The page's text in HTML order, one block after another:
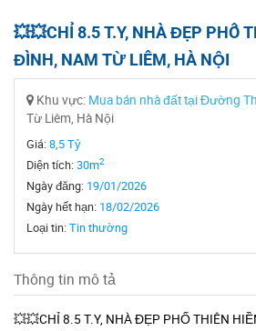
💥💥CHỈ 8.5 T.Y, NHÀ ĐẸP PHỐ
ĐÌNH, NAM TỪ LIÊM, HÀ NỘI
Khu vực: Mua bán nhà đất tại Đường
Từ Liêm, Hà Nội
Giá:8,5 Tỷ
Diện tích:30m2
Ngày đăng: 19/01/2026
Ngày hết hạn: 18/02/2026
Loại tin:Tin thường
Thông tin mô tả
💥💥CHỈ 8.5 T.Y, NHÀ ĐẸP PHỐ THIÊN